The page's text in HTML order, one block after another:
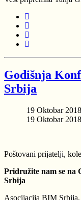
Godišnja
Srbija
19 Oktobar 2018
19 Oktobar 2018
Poštovani prijatelji,
Pridružite nam se na
Srbija
Asocijacija BIM